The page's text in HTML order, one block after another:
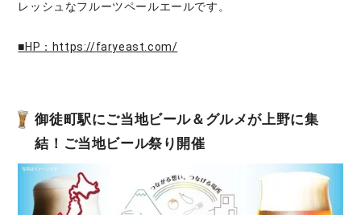
レッシュなフルーツペールエールです。
■HP：https://faryeast.com/
御徒町駅にご当地ビール＆グルメが上野に集
結！ご当地ビール祭り開催